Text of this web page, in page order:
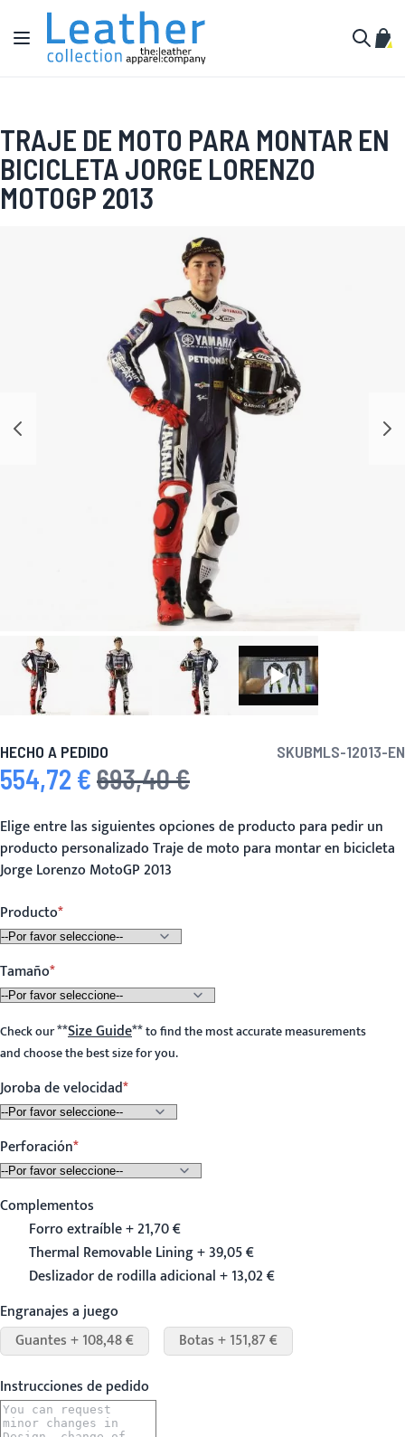
Ir al contenido
Toggle Nav
Mi
TRAJE DE MOTO PARA MONTAR EN
BICICLETA JORGE LORENZO
MOTOGP 2013
HECHO A PEDIDO SKUBMLS-12013-EN
Precio especial
554,72 € Precio habitual
693,40 €
Elige entre las siguientes opciones de producto para pedir un
producto personalizado Traje de moto para montar en bicicleta
Jorge Lorenzo MotoGP 2013
Producto
Tamaño
Check our**Size Guide**to find the most accurate measurements
and choose the best size for you.
Joroba de velocidad
Perforación
Complementos
Forro extraíble + 21,70 €
Thermal Removable Lining + 39,05 €
Deslizador de rodilla adicional + 13,02 €
Engranajes a juego
Guantes + 108,48 €
Botas + 151,87 €
Instrucciones de pedido